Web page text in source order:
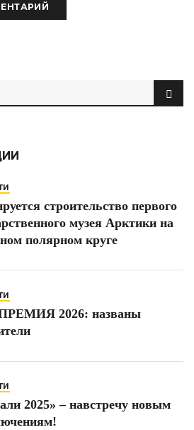
строительство первого
музея Арктики на
полярном круге
2026: названы
2025» – навстречу новым